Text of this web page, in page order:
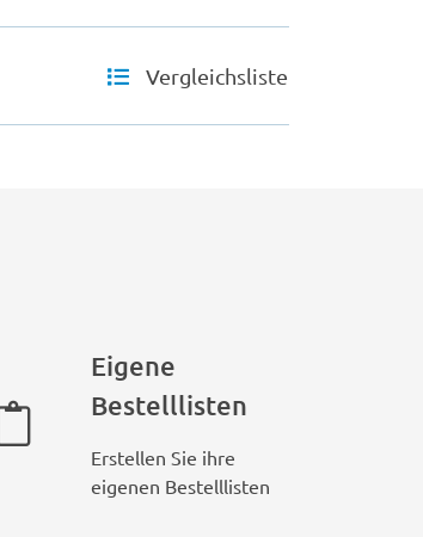
Vergleichsliste
Eigene
Bestelllisten
Erstellen Sie ihre
eigenen Bestelllisten